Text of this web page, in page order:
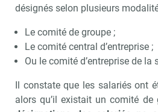
désignés selon plusieurs
Le comité de groupe ;
Le comité central d’entreprise ;
Ou le comité d’entreprise de la
Il constate que les salariés ont
alors qu’il existait un comité de